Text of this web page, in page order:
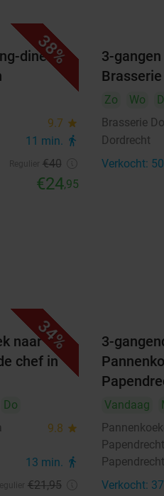
38%
diner bij
9.7 star
11 min. directions_walk
€40
€24,95
3-
Zo Wo
Brasserie
Dordrecht
Verkocht: 50
34%
naar
chef in
Do
9.8 star
13 min. directions_walk
€21,95
3-
Vandaag
Papendrecht
Papendrecht
Verkocht: 37